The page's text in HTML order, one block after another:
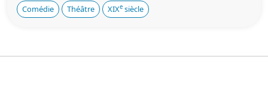
Comédie Théâtre XIXe siècle